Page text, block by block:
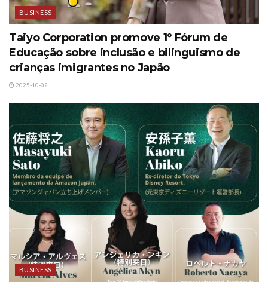
BUSINESS
Taiyo Corporation promove 1º Fórum de
Educação sobre inclusão e bilinguismo de
crianças imigrantes no Japão
2025-10-02
BUSINESS